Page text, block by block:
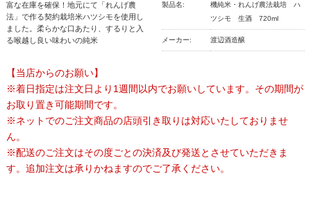
富な在庫を確保！地元にて「れんげ農
法」で作る契約栽培米ハツシモを使用し
ました。柔らかな口あたり、するりと入
る喉越し良い味わいの純米
製品名:
機純米・れんげ農法栽培 ハ
ツシモ 生酒 720ml
メーカー: 渡辺酒造醸
【当店からのお願い】
※着日指定は注文日より1週間以内でお願いしています。その期間が
お取り置き可能期間です。
※ネットでのご注文商品の店頭引き取りは対応いたしておりませ
ん。
※配送のご注文はその度ごとの決済及び発送とさせていただきま
す。追加注文は承りかねますのでご了承ください。